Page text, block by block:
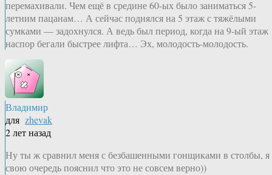
перемахивали. Чем ещё в средине 60-ых было заниматься 5-
летним пацанам… А сейчас поднялся на 5 этаж с тяжёлыми
сумками — задохнулся. А ведь был период, когда на 9-ый этаж
наспор бегали быстрее лифта… Эх, молодость-молодость.
Владимир
для zhevak
2 лет назад
Ну ты ж сравнил меня с безбашенными гонщиками в столбы, я
свою очередь пояснил что это не совсем верно))